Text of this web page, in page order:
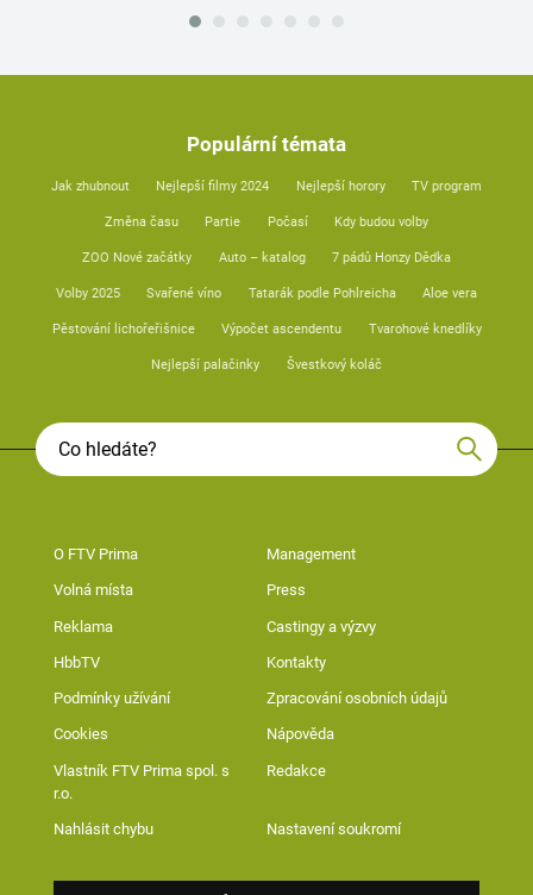
Populární témata
Jak zhubnout Nejlepší filmy 2024 Nejlepší horory TV program
Změna času Partie Počasí Kdy budou volby
ZOO Nové začátky Auto – katalog 7 pádů Honzy Dědka
Volby 2025 Svařené víno Tatarák podle Pohlreicha Aloe vera
Pěstování lichořeřišnice Výpočet ascendentu Tvarohové knedlíky
Nejlepší palačinky Švestkový koláč
O FTV Prima Management
Volná místa Press
Reklama Castingy a výzvy
HbbTV Kontakty
Podmínky užívání Zpracování osobních údajů
Cookies Nápověda
Vlastník FTV Prima spol. s
r.o.
Redakce
Nahlásit chybu Nastavení soukromí